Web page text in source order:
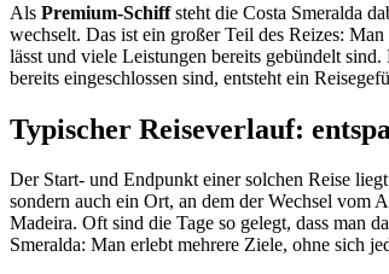
Als Premium-Schiffsteht die Costa Smeralda
wechselt. Das ist ein großer Teil des Reizes:
lässt und viele Leistungen bereits gebündelt
bereits eingeschlossen sind, entsteht ein
Typischer Reiseverlauf:
Der Start- und Endpunkt einer solchen Reise
sondern auch ein Ort, an dem der Wechsel vom
Madeira. Oft sind die Tage so gelegt, dass man
Smeralda: Man erlebt mehrere Ziele, ohne sich